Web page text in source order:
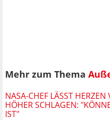
Mehr zum Thema
NASA-CHEF LÄSST
HÖHER SCHLAGEN:
IST"